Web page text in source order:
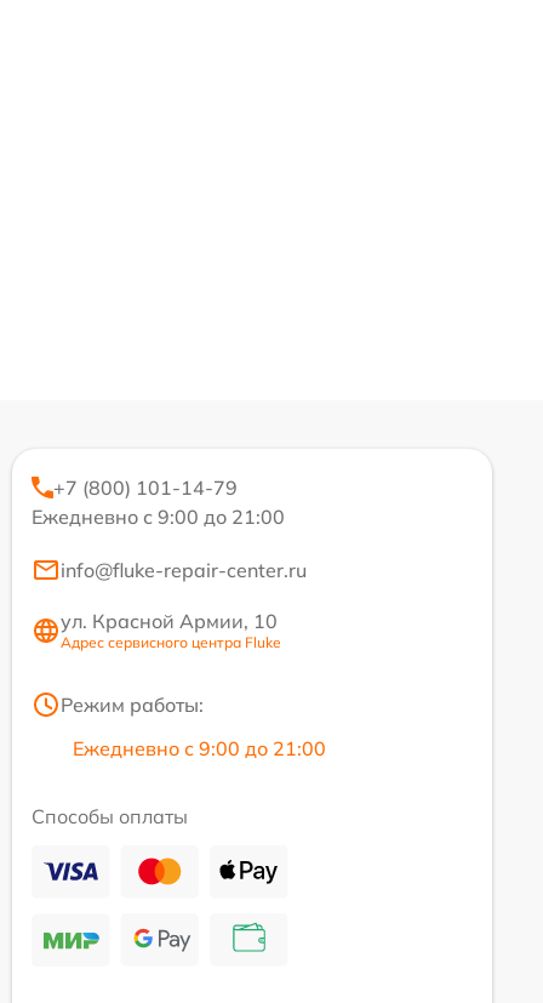
+7 (800) 101-14-79
Ежедневно с 9:00 до 21:00
info@fluke-repair-center.ru
ул. Красной Армии, 10
Адрес сервисного центра Fluke
Режим работы:
Ежедневно с 9:00 до 21:00
Способы оплаты